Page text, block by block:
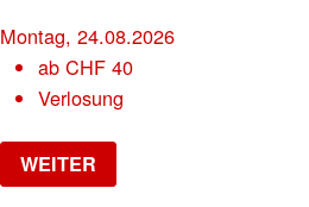
Montag, 24.08.2026
abCHF 40
Verlosung
WEITER